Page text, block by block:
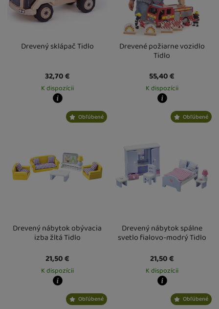
Drevený sklápač Tidlo
32,70€
K dispozícii
Kdy zboží dostanete?
Osobný odber vo výdajnom mieste
Drevené požiarne vozidlo
Tidlo
55,40€
K dispozícii
Kdy zboží dostanete?
Osobný odber vo výdajnom mieste
Obľúbené
Drevený nábytok obývacia
izba žltá Tidlo
21,50€
K dispozícii
Kdy zboží dostanete?
Osobný odber vo výdajnom mieste
Obľúbené
Drevený nábytok spálne
svetlo fialovo-modrý Tidlo
21,50€
K dispozícii
Kdy zboží dostanete?
Osobný odber vo výdajnom mieste
Obľúbené Obľúbené